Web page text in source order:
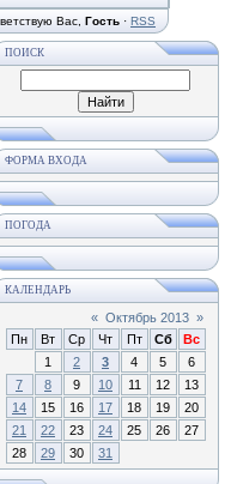
Вас Гость · RSS
ПОИСК
ФОРМА ВХОДА
ПОГОДА
КАЛЕНДАРЬ
« Октябрь 2013 »
Пн
Вт Ср Чт Пт Сб
Вс
1
2 3 4 5
6
7
8 9 10 11 12
13
14
15 16 17 18 19
20
21
22 23 24 25 26
27
28
29 30 31